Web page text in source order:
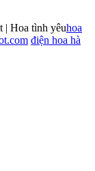
| Hoa tình yêuhoa
điện hoa hà